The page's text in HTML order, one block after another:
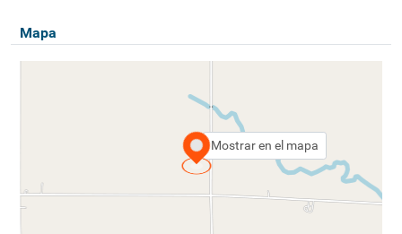
Mapa
Mostrar en el mapa